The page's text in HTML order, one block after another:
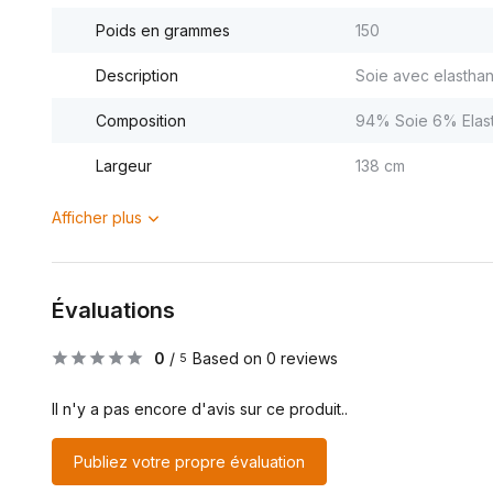
Poids en grammes 150
Description Soie avec
Composition 94% Soie 6%
Largeur 138 cm
Afficher plus
Évaluations
0 / 5 Based on 0 reviews
Il n'y a pas encore d'avis sur ce produit..
Publiez votre propre évaluation